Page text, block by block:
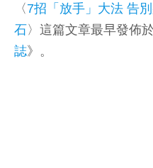
〈7招「放手」大法 告
石〉這篇文章最早發佈
誌》。